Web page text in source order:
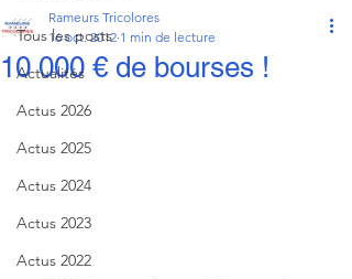
Tous les posts
Actualités
Actus 2026
Actus 2025
Actus 2024
Actus 2023
Actus 2022
10 000 € de bourses !
Rameurs Tricolores
16 oct. 2012 1 min de lecture